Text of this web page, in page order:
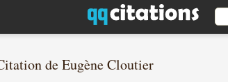
de Eugène Cloutier